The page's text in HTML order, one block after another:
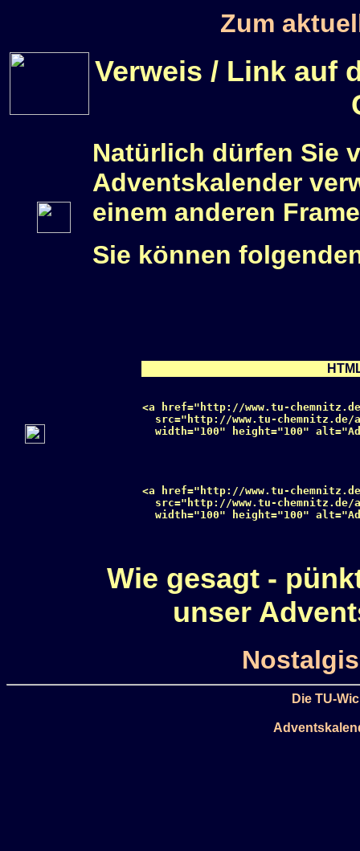
Zum
Verweis / Link auf
Natürlich dürfen Sie
Adventskalender
einem anderen
Sie können
<a href="http://www.tu-
src="http://www.tu-
width="100" height="100"
<a href="http://www.tu-
src="http://www.tu-
width="100" height="100"
Wie gesagt -
unser
Die TU-